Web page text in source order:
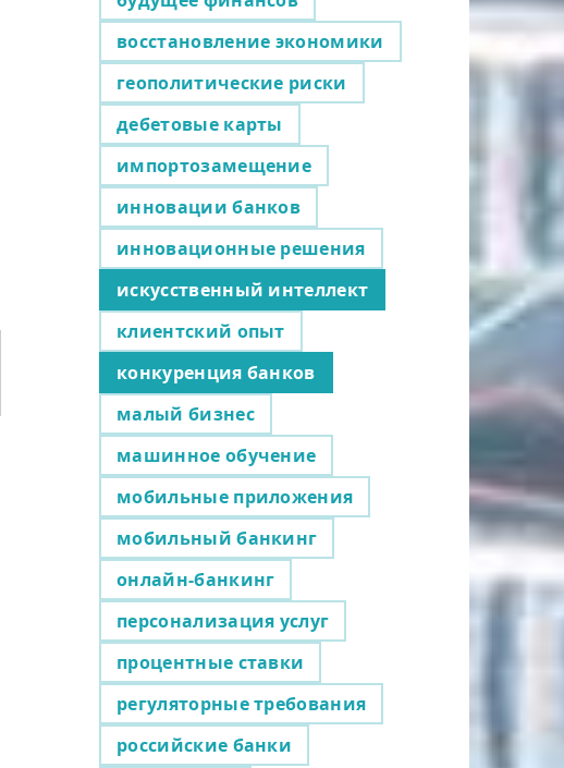
восстановление экономики
геополитические риски
дебетовые карты
импортозамещение
инновации банков
инновационные решения
искусственный интеллект
клиентский опыт
конкуренция банков
малый бизнес
машинное обучение
мобильные приложения
мобильный банкинг
онлайн-банкинг
персонализация услуг
процентные ставки
регуляторные требования
российские банки